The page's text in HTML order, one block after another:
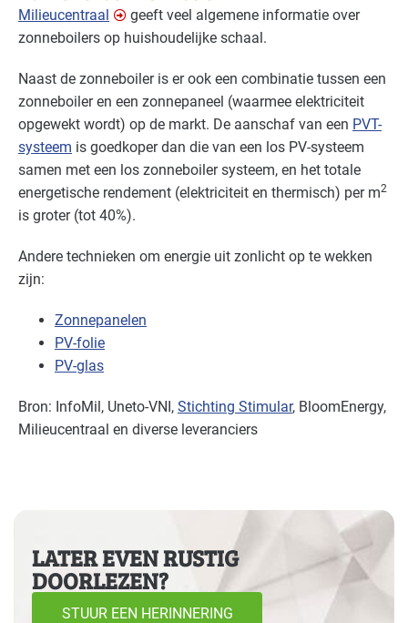
Milieucentraal
geeft veel algemene informatie over
zonneboilers op huishoudelijke schaal.
Naast de zonneboiler is er ook een combinatie tussen een
zonneboiler en een zonnepaneel (waarmee elektriciteit
opgewekt wordt) op de markt. De aanschaf van een PVT-
systeem is goedkoper dan die van een los PV-systeem
samen met een los zonneboiler systeem, en het totale
energetische rendement (elektriciteit en thermisch) per m2
is groter (tot 40%).
Andere technieken om energie uit zonlicht op te wekken
zijn:
Zonnepanelen
PV-folie
PV-glas
Bron: InfoMil, Uneto-VNI, Stichting Stimular, BloomEnergy,
Milieucentraal en diverse leveranciers
LATER EVEN RUSTIG
DOORLEZEN?
STUUR EEN HERINNERING